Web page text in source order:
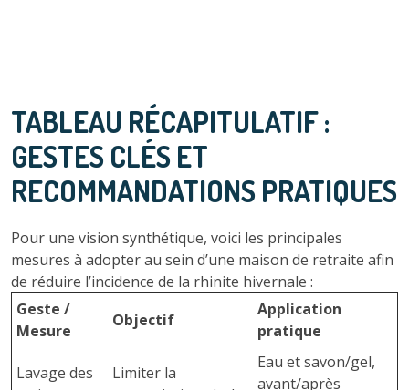
TABLEAU RÉCAPITULATIF :
GESTES CLÉS ET
RECOMMANDATIONS PRATIQUES
Pour une vision synthétique, voici les principales
mesures à adopter au sein d’une maison de retraite afin
de réduire l’incidence de la rhinite hivernale :
Geste /
Mesure
Objectif
Application
pratique
Lavage des
Limiter la
Eau et savon/gel,
avant/après